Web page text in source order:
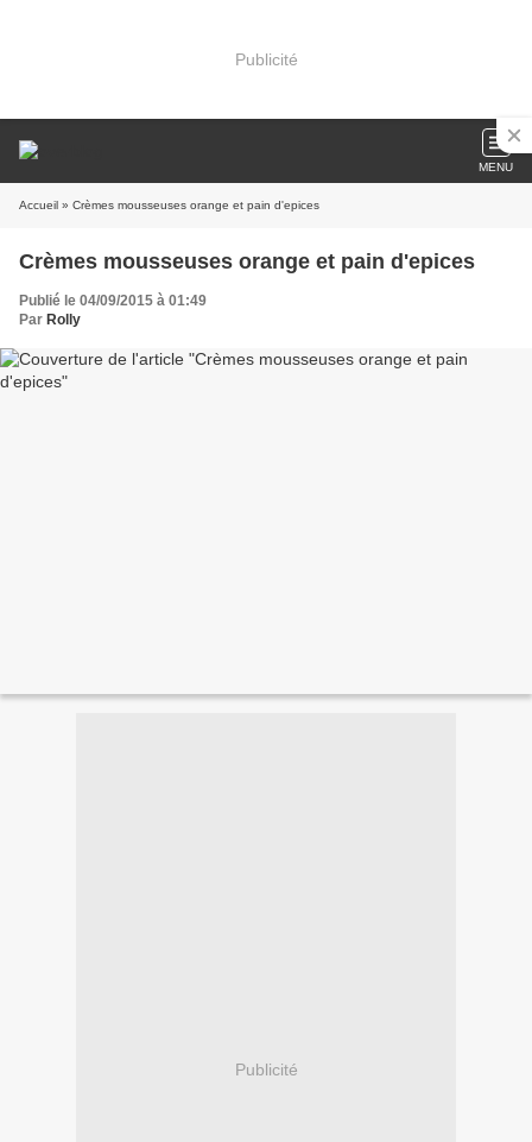
Publicité
MENU
Accueil » Crèmes mousseuses orange et pain d'epices
Crèmes mousseuses orange et pain d'epices
Publié le 04/09/2015 à 01:49
Par Rolly
Publicité